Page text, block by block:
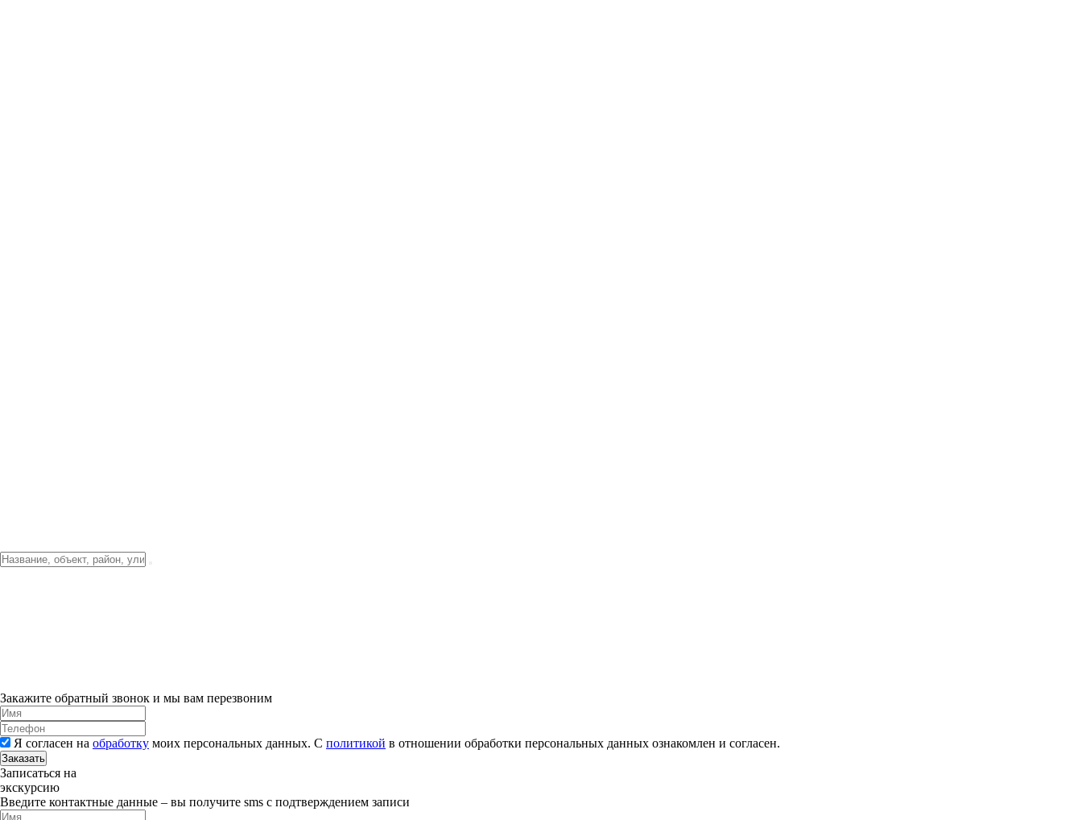
Закажите обратный звонок и мы вам перезвоним
Я согласен на обработку моих персональных данных. С политикой в отношении обработки персональных данных ознакомлен и согласен.
Заказать
Записаться на
экскурсию
Введите контактные данные – вы получите sms с подтверждением записи